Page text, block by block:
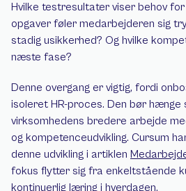
Hvilke testresultater viser behov for
opgaver føler medarbejderen sig
stadig usikkerhed? Og hvilke
næste fase?
Denne overgang er vigtig, fordi
isoleret HR-proces. Den bør hænge
virksomhedens bredere arbejde
og kompetenceudvikling. Cursum
denne udvikling i artiklen
fokus flytter sig fra enkeltstående
kontinuerlig læring i hverdagen.